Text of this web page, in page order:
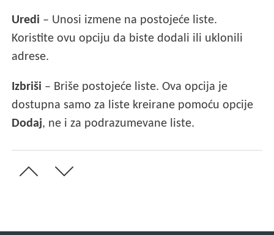
Uredi – Unosi izmene na postojeće liste.
Koristite ovu opciju da biste dodali ili uklonili
adrese.
Izbriši – Briše postojeće liste. Ova opcija je
dostupna samo za liste kreirane pomoću opcije
Dodaj, ne i za podrazumevane liste.